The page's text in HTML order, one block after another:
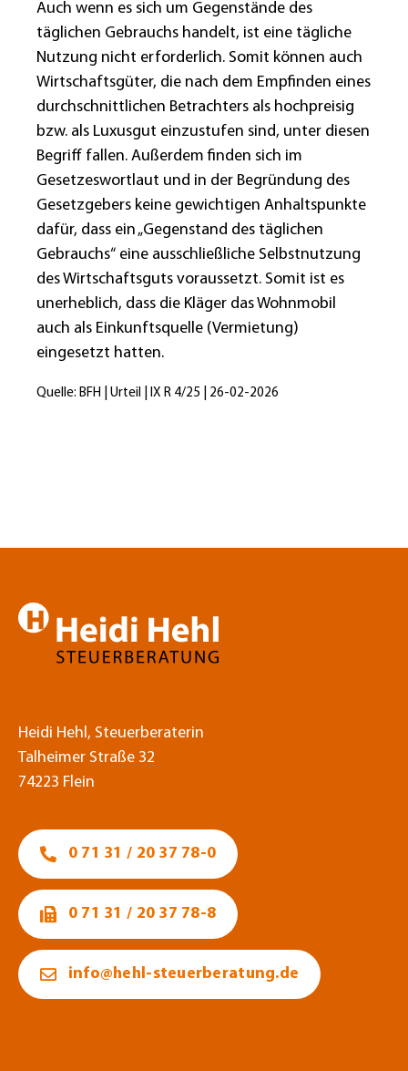
Auch wenn es sich um Gegenstände des
täglichen Gebrauchs handelt, ist eine tägliche
Nutzung nicht erforderlich. Somit können auch
Wirtschaftsgüter, die nach dem Empfinden eines
durchschnittlichen Betrachters als hochpreisig
bzw. als Luxusgut einzustufen sind, unter diesen
Begriff fallen. Außerdem finden sich im
Gesetzeswortlaut und in der Begründung des
Gesetzgebers keine gewichtigen Anhaltspunkte
dafür, dass ein „Gegenstand des täglichen
Gebrauchs“ eine ausschließliche Selbstnutzung
des Wirtschaftsguts voraussetzt. Somit ist es
unerheblich, dass die Kläger das Wohnmobil
auch als Einkunftsquelle (Vermietung)
eingesetzt hatten.
Quelle: BFH | Urteil | IX R 4/25 | 26-02-2026
Heidi Hehl, Steuerberaterin
Talheimer Straße 32
74223 Flein
0 71 31 / 20 37 78-0
0 71 31 / 20 37 78-8
info@hehl-steuerberatung.de